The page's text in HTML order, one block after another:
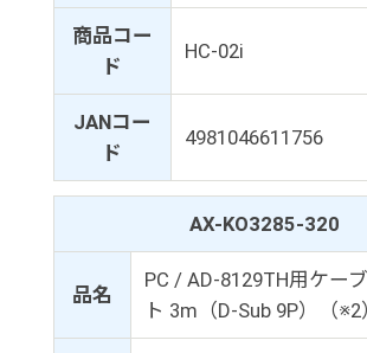
商品コー
ド
HC-02i
JANコー
ド
4981046611756
AX-KO3285-320
品名
PC / AD-8129TH用ケー
ト 3m（D-Sub 9P）（※2